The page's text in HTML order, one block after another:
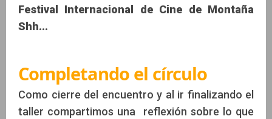
Festival Internacional de Cine de Montaña
Shh...
Completando el círculo
Como cierre del encuentro y al ir finalizando el
taller compartimos una reflexión sobre lo que